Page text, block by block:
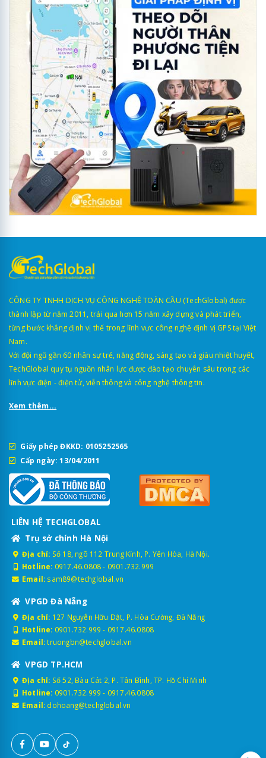
CÔNG TY TNHH DỊCH VỤ CÔNG NGHỆ TOÀN CẦU (TechGlobal) được
thành lập từ năm 2011, trải qua hơn 15 năm xây dựng và phát triển,
từng bước khẳng định vị thế trong lĩnh vực công nghệ định vị GPS tại Việt
Nam.
Với đội ngũ gần 60 nhân sự trẻ, năng động, sáng tạo và giàu nhiệt huyết,
TechGlobal quy tụ nguồn nhân lực được đào tạo chuyên sâu trong các
lĩnh vực điện - điện tử, viễn thông và công nghệ thông tin.
Xem thêm...
Giấy phép ĐKKD: 0105252565
Cấp ngày: 13/04/2011
LIÊN HỆ TECHGLOBAL
Trụ sở chính Hà Nội
Địa chỉ: Số 18, ngõ 112 Trung Kính, P. Yên Hòa, Hà Nội.
Hotline: 0917.46.0808- 0901.732.999
Email: sam89@techglobal.vn
VPGD Đà Nẵng
Địa chỉ: 127 Nguyễn Hữu Dật, P. Hòa Cường, Đà Nẵng
Hotline: 0901.732.999 - 0917.46.0808
Email: truongbn@techglobal.vn
VPGD TP.HCM
Địa chỉ: Số 52, Bàu Cát 2, P. Tân Bình, TP. Hồ Chí Minh
Hotline: 0901.732.999 - 0917.46.0808
Email: dohoang@techglobal.vn